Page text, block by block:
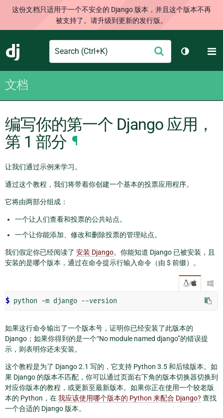
这份文档只适用于一个不安全的 Django 版本，并且这个版本不再
被支持了。请升级到更新的发行版。
Django
Search
交
切换主题
文档
编写你的第一个 Django 应用，
第 1 部分 ¶
让我们通过示例来学习。
通过这个教程，我们将带着你创建一个基本的投票应用程序。
它将由两部分组成：
一个让人们查看和投票的公共站点。
一个让你能添加、修改和删除投票的管理站点。
我们假定你已经阅读了 安装 Django。你能知道 Django 已被安装，且
安装的是哪个版本，通过在命令提示行输入命令（由 $ 前缀）。
/ 
$
如果这行命令输出了一个版本号，证明你已经安装了此版本的
Django；如果你得到的是一个“No module named django”的错误提
示，则表明你还未安装。
这个教程是为了 Django 2.1 写的，它支持 Python 3.5 和后续版本。如
果 Django 的版本不匹配，你可以通过页面右下角的版本切换器切换到
对应你版本的教程，或更新至最新版本。如果你正在使用一个较老版
本的 Python，在我应该使用哪个版本的 Python 来配合 Django? 查找
一个合适的 Django 版本。